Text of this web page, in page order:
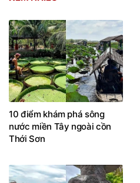
10 điểm khám phá sông
nước miền Tây ngoài cồn
Thới Sơn